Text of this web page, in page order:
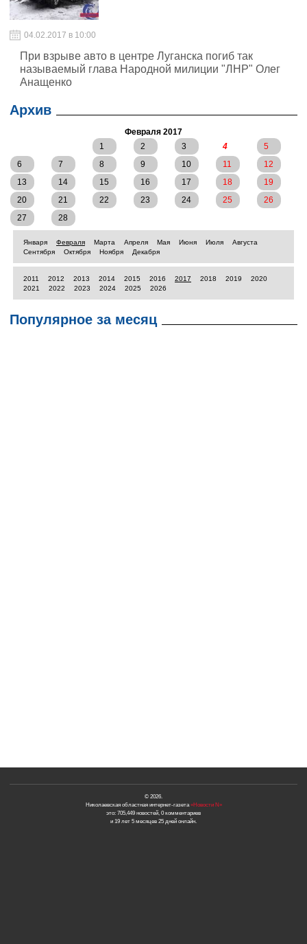
04.02.2017 в 10:00
При взрыве авто в центре Луганска погиб так
называемый глава Народной милиции "ЛНР" Олег
Анащенко
Архив
Февраля 2017
1
2 3 4
5
6
7 8 9 10 11
12
13
14 15 16 17 18
19
20
21 22 23 24 25
26
27
28
Января Февраля Марта Апреля Мая Июня Июля
Августа
Сентября
Октября Ноября Декабря
2011 2012 2013 2014 2015 2016 2017 2018 2019
2020
2021
2022 2023 2024 2025 2026
Популярное за месяц
© 2026.
Николаевская областная интернет-газета«Новости N»
это: 705,449 новостей, 0 комментариев
и 19 лет 5 месяцев 25 дней онлайн.